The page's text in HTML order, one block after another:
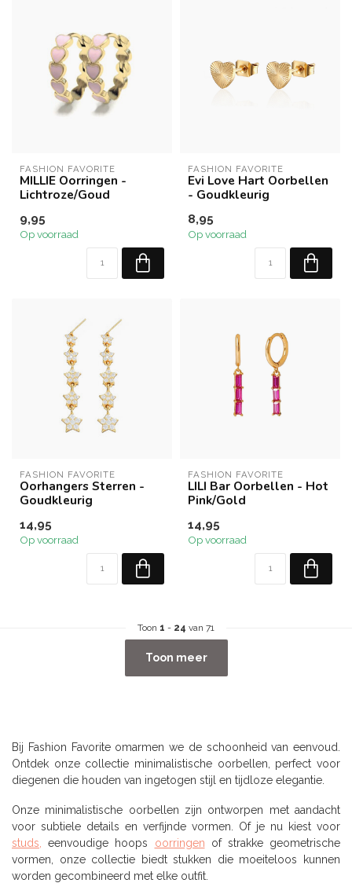
FASHION FAVORITE
MILLIE Oorringen -
Lichtroze/Goud
9,95
Op voorraad
FASHION FAVORITE
Evi Love Hart Oorbellen
- Goudkleurig
8,95
Op voorraad
FASHION FAVORITE
Oorhangers Sterren -
Goudkleurig
14,95
Op voorraad
FASHION FAVORITE
LILI Bar Oorbellen - Hot
Pink/Gold
14,95
Op voorraad
Toon 1 - 24 van 71
Toon meer
Bij Fashion Favorite omarmen we de schoonheid van eenvoud.
Ontdek onze collectie minimalistische oorbellen, perfect voor
diegenen die houden van ingetogen stijl en tijdloze elegantie.
Onze minimalistische oorbellen zijn ontworpen met aandacht
voor subtiele details en verfijnde vormen. Of je nu kiest voor
studs
eenvoudige hoops oorringen of strakke geometrische
vormen, onze collectie biedt stukken die moeiteloos kunnen
worden gecombineerd met elke outfit.